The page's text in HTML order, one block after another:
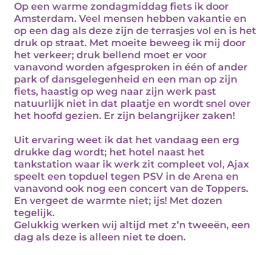
Op een warme zondagmiddag fiets ik door
Amsterdam. Veel mensen hebben vakantie en
op een dag als deze zijn de terrasjes vol en is het
druk op straat. Met moeite beweeg ik mij door
het verkeer; druk bellend moet er voor
vanavond worden afgesproken in één of ander
park of dansgelegenheid en een man op zijn
fiets, haastig op weg naar zijn werk past
natuurlijk niet in dat plaatje en wordt snel over
het hoofd gezien. Er zijn belangrijker zaken!
Uit ervaring weet ik dat het vandaag een erg
drukke dag wordt; het hotel naast het
tankstation waar ik werk zit compleet vol, Ajax
speelt een topduel tegen PSV in de Arena en
vanavond ook nog een concert van de Toppers.
En vergeet de warmte niet; ijs! Met dozen
tegelijk.
Gelukkig werken wij altijd met z’n tweeën, een
dag als deze is alleen niet te doen.